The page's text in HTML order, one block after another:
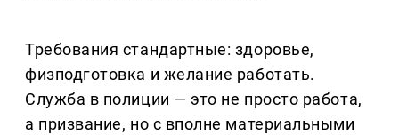
Требования стандартные: здоровье,
физподготовка и желание работать.
Служба в полиции — это не просто работа,
а призвание, но с вполне материальными